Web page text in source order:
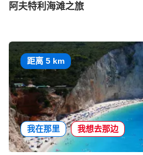
阿夫特利海滩之旅
距离 5 km
我在那里 我想去那边